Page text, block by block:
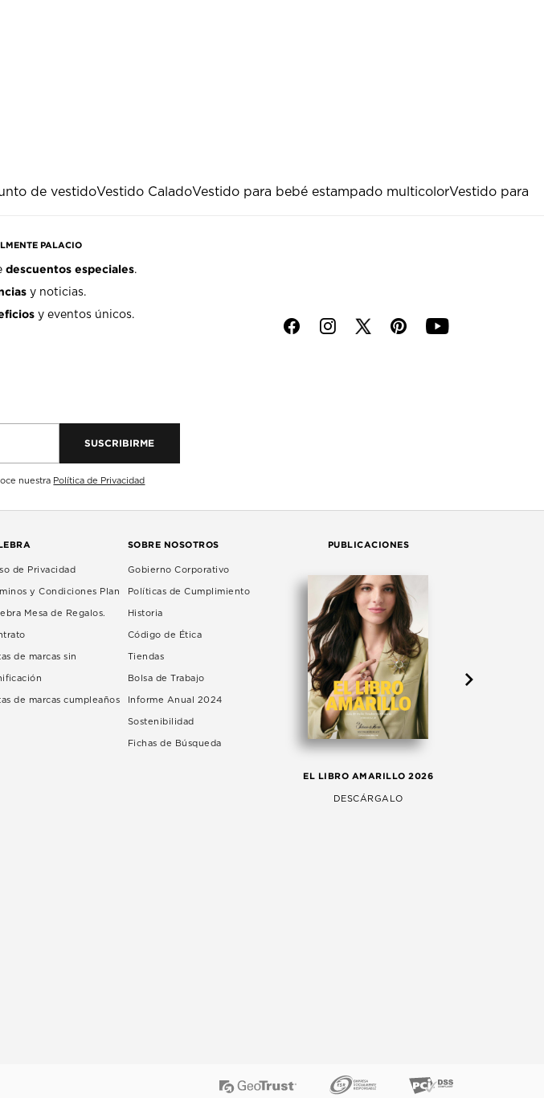
de vestidoVestido CaladoVestido para bebé estampado multicolorVestido para
PALACIO
descuentos especiales.
y noticias.
y eventos únicos.
SUSCRIBIRME
nuestra Política de Privacidad
f i p y
de Privacidad
y Condiciones Plan
Mesa de Regalos.
de marcas sin
de marcas cumpleaños
SOBRE NOSOTROS
Gobierno Corporativo
Políticas de Cumplimiento
Historia
Código de Ética
Tiendas
Bolsa de Trabajo
Informe Anual 2024
Sostenibilidad
Fichas de Búsqueda
PUBLICACIONES
EL LIBRO AMARILLO 2026
DESCÁRGALO